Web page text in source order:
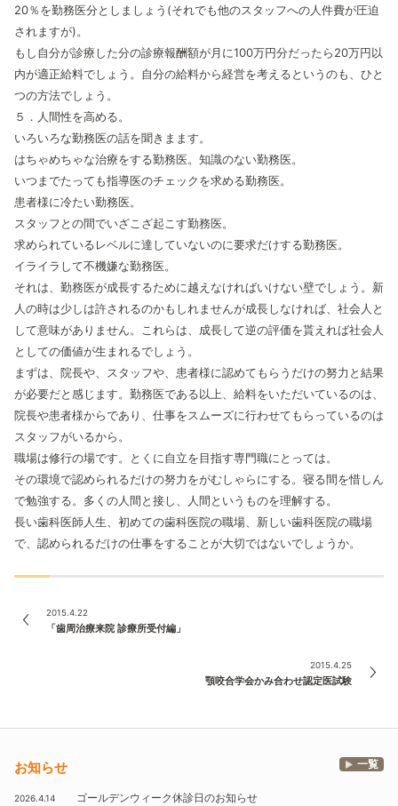
20％を勤務医分としましょう(それでも他のスタッフへの人件費が圧迫
されますが)。
もし自分が診療した分の診療報酬額が月に100万円分だったら20万円以
内が適正給料でしょう。自分の給料から経営を考えるというのも、ひと
つの方法でしょう。
５．人間性を高める。
いろいろな勤務医の話を聞きまます。
はちゃめちゃな治療をする勤務医。知識のない勤務医。
いつまでたっても指導医のチェックを求める勤務医。
患者様に冷たい勤務医。
スタッフとの間でいざこざ起こす勤務医。
求められているレベルに達していないのに要求だけする勤務医。
イライラして不機嫌な勤務医。
それは、勤務医が成長するために越えなければいけない壁でしょう。新
人の時は少しは許されるのかもしれませんが成長しなければ、社会人と
して意味がありません。これらは、成長して逆の評価を貰えれば社会人
としての価値が生まれるでしょう。
まずは、院長や、スタッフや、患者様に認めてもらうだけの努力と結果
が必要だと感じます。勤務医である以上、給料をいただいているのは、
院長や患者様からであり、仕事をスムーズに行わせてもらっているのは
スタッフがいるから。
職場は修行の場です。とくに自立を目指す専門職にとっては。
その環境で認められるだけの努力をがむしゃらにする。寝る間を惜しん
で勉強する。多くの人間と接し、人間というものを理解する。
長い歯科医師人生、初めての歯科医院の職場、新しい歯科医院の職場
で、認められるだけの仕事をすることが大切ではないでしょうか。
2015.4.22
「歯周治療来院 診療所受付編」
2015.4.25
顎咬合学会かみ合わせ認定医試験
お知らせ 一覧
2026.4.14 ゴールデンウィーク休診日のお知らせ